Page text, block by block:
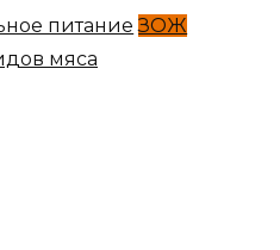
питание ЗОЖ
мяса